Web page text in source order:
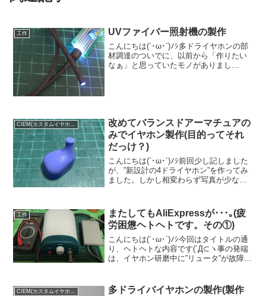
工作 UVファイバー照射機の製作
こんにちは(`･ω･´)ﾉｼ多ドライヤホンの部
材調達のついでに、以前から「作りたい
なぁ」と思っていたモノがありまし
改めてバランスドアーマチュアの
みでイヤホン製作(目的ってそれ
だっけ？)
こんにちは(`･ω･´)ﾉｼ前回少し記しました
が、”新設計の4ドライヤホン”を作ってみ
ました。しかし相変わらず写真が少なめ
びします。ごめんなさいm(__)m...
工作
またしてもAliExpressが･･･｡(疲
労困憊ヘトヘトです。その①)
こんにちは(`･ω･´)ﾉｼ今回はタイトルの通
り、ヘトヘトな内容です(´Д⊂ヽ事の発端
は、イヤホン研磨中に”リュータ”が故障し
う？そうAliExpress！(ほぼネタ)...
CIEM(カスタムイヤホン)
多ドライバイヤホンの製作(製作